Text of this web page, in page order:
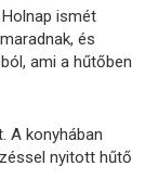
ismét
és
ami a hűtőben
A konyhában
nyitott hűtő